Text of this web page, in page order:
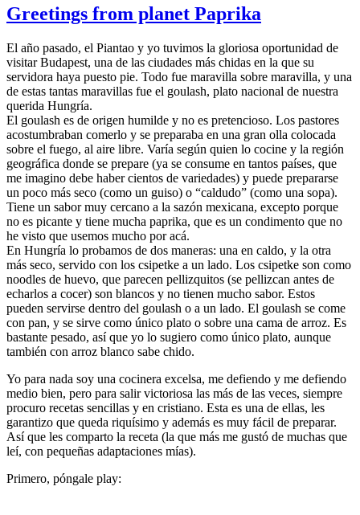
Greetings from planet Paprika
El año pasado, el Piantao y yo tuvimos la gloriosa oportunidad de
visitar Budapest, una de las ciudades más chidas en la que su
servidora haya puesto pie. Todo fue maravilla sobre maravilla, y una
de estas tantas maravillas fue el goulash, plato nacional de nuestra
querida Hungría.
El goulash es de origen humilde y no es pretencioso. Los pastores
acostumbraban comerlo y se preparaba en una gran olla colocada
sobre el fuego, al aire libre. Varía según quien lo cocine y la región
geográfica donde se prepare (ya se consume en tantos países, que
me imagino debe haber cientos de variedades) y puede prepararse
un poco más seco (como un guiso) o “caldudo” (como una sopa).
Tiene un sabor muy cercano a la sazón mexicana, excepto porque
no es picante y tiene mucha paprika, que es un condimento que no
he visto que usemos mucho por acá.
En Hungría lo probamos de dos maneras: una en caldo, y la otra
más seco, servido con los csipetke a un lado. Los csipetke son como
noodles de huevo, que parecen pellizquitos (se pellizcan antes de
echarlos a cocer) son blancos y no tienen mucho sabor. Estos
pueden servirse dentro del goulash o a un lado. El goulash se come
con pan, y se sirve como único plato o sobre una cama de arroz. Es
bastante pesado, así que yo lo sugiero como único plato, aunque
también con arroz blanco sabe chido.
Yo para nada soy una cocinera excelsa, me defiendo y me defiendo
medio bien, pero para salir victoriosa las más de las veces, siempre
procuro recetas sencillas y en cristiano. Esta es una de ellas, les
garantizo que queda riquísimo y además es muy fácil de preparar.
Así que les comparto la receta (la que más me gustó de muchas que
leí, con pequeñas adaptaciones mías).
Primero, póngale play: